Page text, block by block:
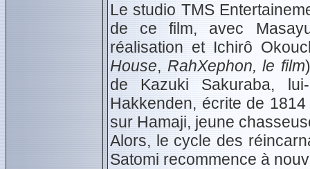
Le studio TMS
de ce film, avec
réalisation et Ichirô
House, RahXephon, le film
de Kazuki Sakuraba,
Hakkenden, écrite de
sur Hamaji, jeune
Alors, le cycle des
Satomi recommence à